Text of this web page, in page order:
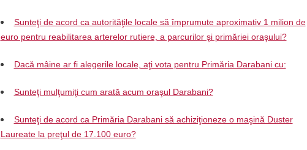
Sunteţi de acord ca autorităţile locale să împrumute aproximativ 1 milion de
euro pentru reabilitarea arterelor rutiere, a parcurilor şi primăriei oraşului?
Dacă mâine ar fi alegerile locale, aţi vota pentru Primăria Darabani cu:
Sunteţi mulţumiţi cum arată acum oraşul Darabani?
Sunteţi de acord ca Primăria Darabani să achiziţioneze o maşină Duster
Laureate la preţul de 17.100 euro?